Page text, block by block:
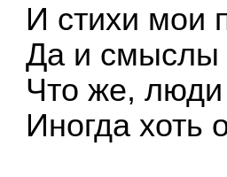
И стихи мои
Да и смыслы
Что же,
Иногда хоть